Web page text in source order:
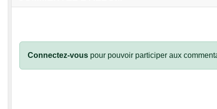
Connectez-vous pour pouvoir participer aux